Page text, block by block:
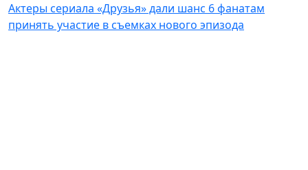
Актеры сериала «Друзья» дали шанс 6 фанатам
принять участие в съемках нового эпизода